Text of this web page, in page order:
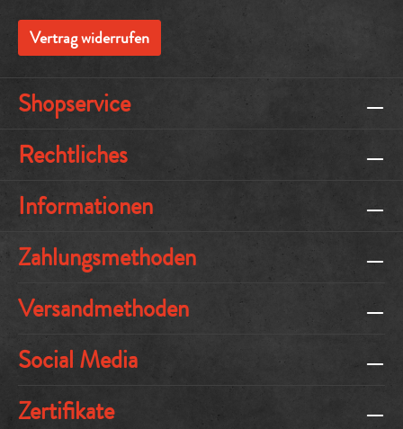
Vertrag widerrufen
Shopservice
Rechtliches
Informationen
Zahlungsmethoden
Versandmethoden
Social Media
Zertifikate